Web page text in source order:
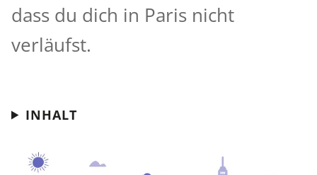
dass du dich in Paris nicht
verläufst.
INHALT